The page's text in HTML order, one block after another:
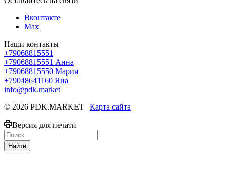
Вконтакте
Max
Наши контакты
+79068815551
+79068815551 Анна
+79068815550 Мария
+79048641160 Яна
info@pdk.market
© 2026 PDK.MARKET | Карта сайта
Версия для печати
Найти